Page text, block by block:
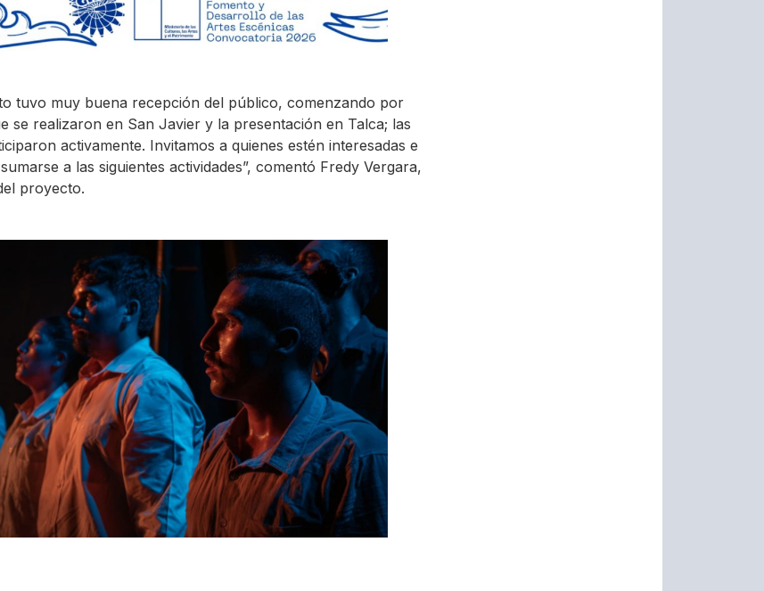
tuvo muy buena recepción del público, comenzando por
se realizaron en San Javier y la presentación en Talca; las
activamente. Invitamos a quienes estén interesadas e
a las siguientes actividades”, comentó Fredy Vergara,
proyecto.